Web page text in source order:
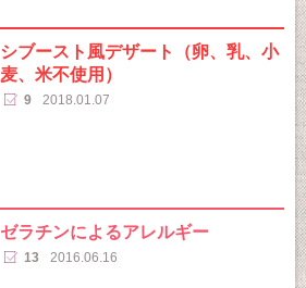
シブースト風デザート（卵、乳、小
麦、米不使用）
9 2018.01.07
ゼラチンによるアレルギー
13 2016.06.16